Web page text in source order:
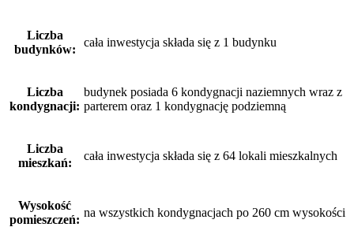
Liczba
budynków:
cała inwestycja składa się z 1 budynku
Liczba
kondygnacji:
budynek posiada 6 kondygnacji naziemnych wraz z
parterem oraz 1 kondygnację podziemną
Liczba
mieszkań:
cała inwestycja składa się z 64 lokali mieszkalnych
Wysokość
pomieszczeń:
na wszystkich kondygnacjach po 260 cm wysokości